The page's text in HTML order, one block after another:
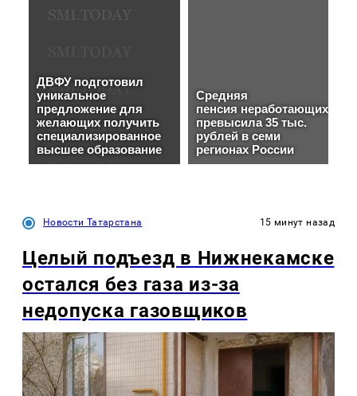
Новости Татарстана 15 минут назад
Целый подъезд в Нижнекамске
остался без газа из-за
недопуска газовщиков